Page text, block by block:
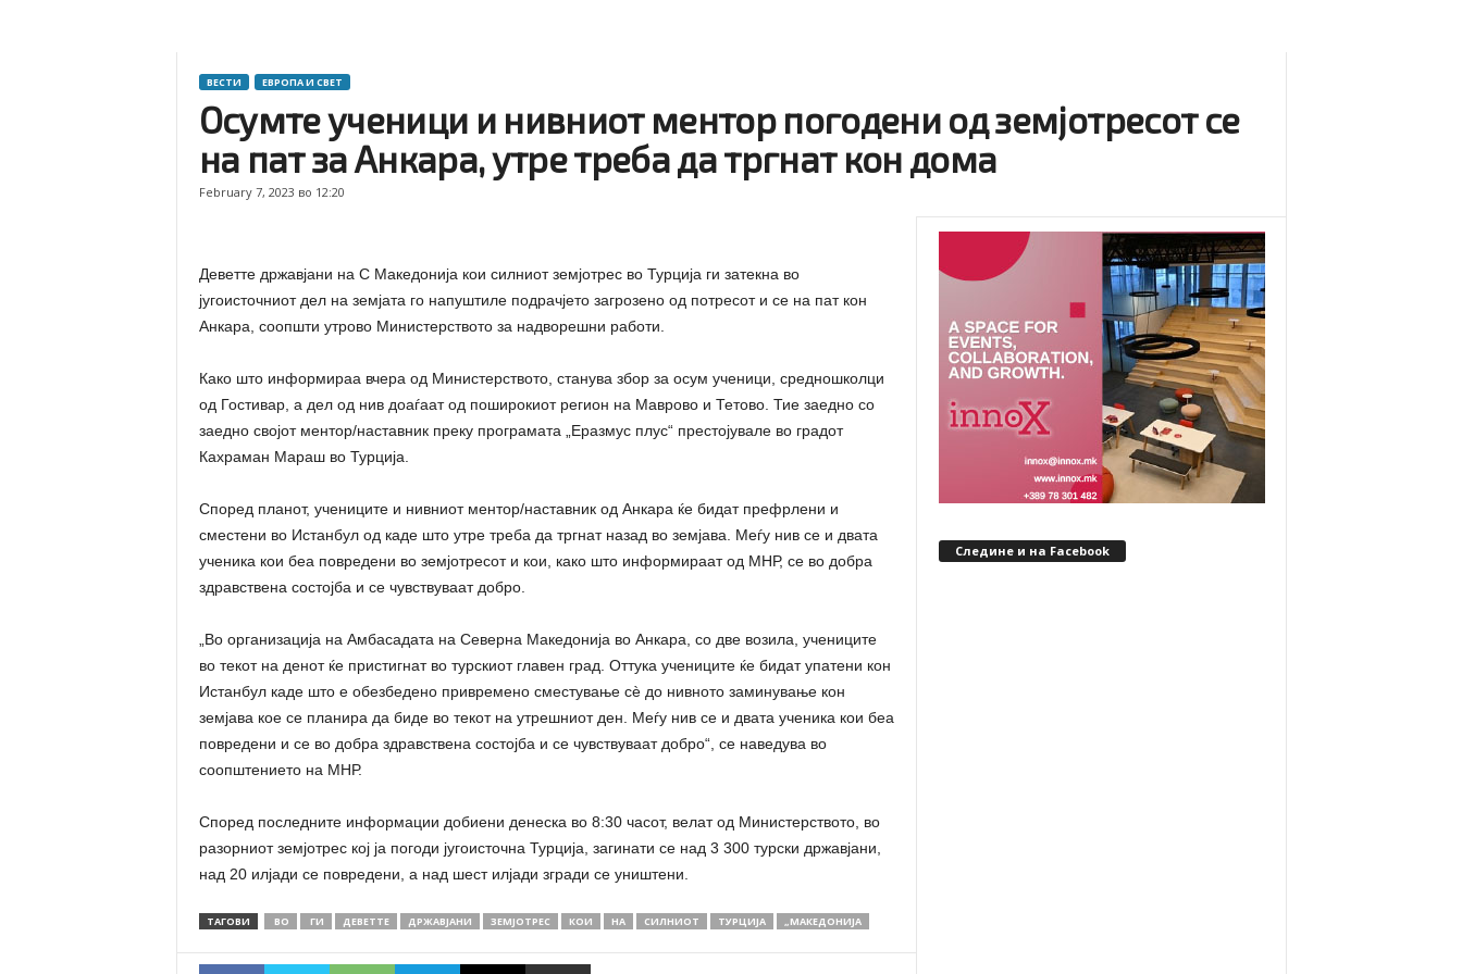
ВЕСТИ ЕВРОПА И СВЕТ
Осумте ученици и нивниот ментор погодени од земјотресот се
на пат за Анкара, утре треба да тргнат кон дома
February 7, 2023 во 12:20
Деветте државјани на С Македонија кои силниот земјотрес во Турција ги затекна во
југоисточниот дел на земјата го напуштиле подрачјето загрозено од потресот и се на пат кон
Анкара, соопшти утрово Министерството за надворешни работи.
Како што информираа вчера од Министерството, станува збор за осум ученици, средношколци
од Гостивар, а дел од нив доаѓаат од поширокиот регион на Маврово и Тетово. Тие заедно со
заедно својот ментор/наставник преку програмата „Еразмус плус“ престојувале во градот
Кахраман Мараш во Турција.
Според планот, учениците и нивниот ментор/наставник од Анкара ќе бидат префрлени и
сместени во Истанбул од каде што утре треба да тргнат назад во земјава. Меѓу нив се и двата
ученика кои беа повредени во земјотресот и кои, како што информираат од МНР, се во добра
здравствена состојба и се чувствуваат добро.
„Во организација на Амбасадата на Северна Македонија во Анкара, со две возила, учениците
во текот на денот ќе пристигнат во турскиот главен град. Оттука учениците ќе бидат упатени кон
Истанбул каде што е обезбедено привремено сместување сѐ до нивното заминување кон
земјава кое се планира да биде во текот на утрешниот ден. Меѓу нив се и двата ученика кои беа
повредени и се во добра здравствена состојба и се чувствуваат добро“, се наведува во
соопштението на МНР.
Според последните информации добиени денеска во 8:30 часот, велат од Министерството, во
разорниот земјотрес кој ја погоди југоисточна Турција, загинати се над 3 300 турски државјани,
над 20 илјади се повредени, а над шест илјади згради се уништени.
ТАГОВИ ВО ГИ ДЕВЕТТЕ ДРЖАВЈАНИ ЗЕМЈОТРЕС КОИ НА СИЛНИОТ ТУРЦИЈА „МАКЕДОНИЈА
Следине и на Facebook